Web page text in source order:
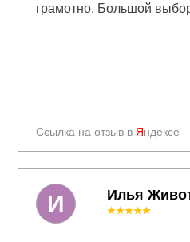
Ссылка на отзыв в Яндексе
грамотно. Большой
Илья
★★★★★
И